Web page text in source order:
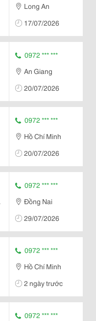
Long An
17/07/2026
0972 *** ***
An Giang
20/07/2026
0972 *** ***
Hồ Chí Minh
20/07/2026
0972 *** ***
Đồng Nai
29/07/2026
0972 *** ***
Hồ Chí Minh
2 ngày trước
0972 *** ***